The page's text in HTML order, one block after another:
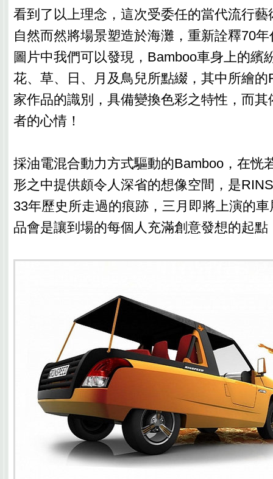
看到了以上理念，這次受委任的當代流行
自然而然將場景塑造於海灘，重新詮釋70
圖片中我們可以發現，Bamboo車身上的繽
花、草、日、月及鳥兒所點綴，其中所繪
家作品的識別，具備變換色彩之特性，而
者的心情！
採油電混合動力方式驅動的Bamboo，在恍
形之中提供頗令人深省的想像空間，是
33年歷史所走過的痕跡，三月即將上演的
品會是讓到場的每個人充滿創意發想的起點